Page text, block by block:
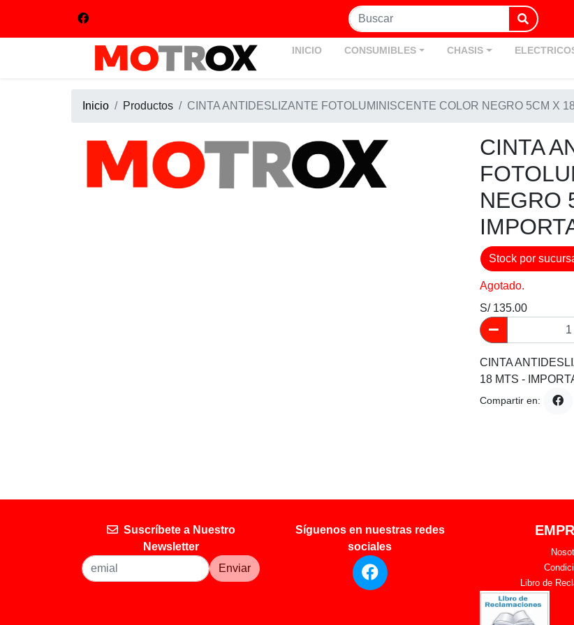
INICIO CONSUMIBLES CHASIS
Inicio Productos CINTA ANTIDESLIZANTE FOTOLUMINISCENTE COLOR NEGRO 5CM X
CINTA
NEGRO
Stock por
Agotado.
S/ 135.00
CINTA
18 MTS -
Compartir en:
Suscríbete a Nuestro
Newsletter
Enviar
Síguenos en nuestras redes
sociales
Libro de